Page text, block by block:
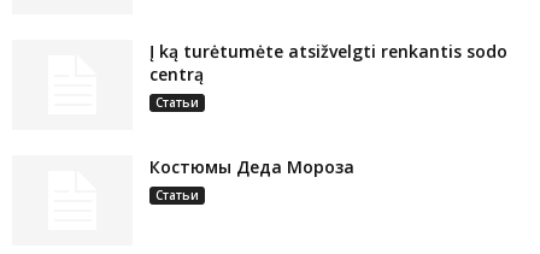
Į ką turėtumėte atsižvelgti renkantis sodo
centrą
Статьи
Костюмы Деда Мороза
Статьи